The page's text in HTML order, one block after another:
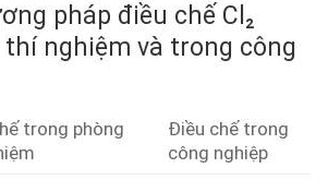
pháp điều chế Cl₂
nghiệm và trong công
trong phòng
Điều chế trong
công nghiệp